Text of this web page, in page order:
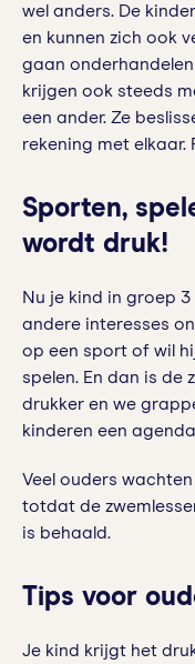
wel anders. De
en kunnen zich ook
gaan
krijgen ook steeds
een ander. Ze
rekening met elkaar.
Sporten,
wordt druk!
Nu je kind in groep
andere interesses
op een sport of wil
spelen. En dan is de
drukker en we
kinderen een
Veel ouders
totdat de
is behaald.
Tips voor
Je kind krijgt het